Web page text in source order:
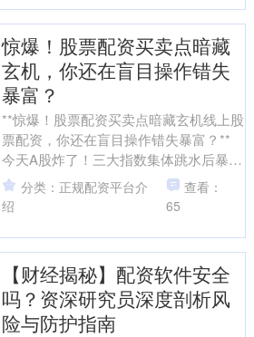
惊爆！股票配资买卖点暗藏
玄机，你还在盲目操作错失
暴富？
**惊爆！股票配资买卖点暗藏玄机线上股
票配资，你还在盲目操作错失暴富？**
今天A股炸了！三大指数集体跳水后暴力
拉升，创业板指盘中振幅超5%，新能源
与半导体板块....
分类：正规配资平台介
绍
查看：
65
【财经揭秘】配资软件安全
吗？资深研究员深度剖析风
险与防护指南